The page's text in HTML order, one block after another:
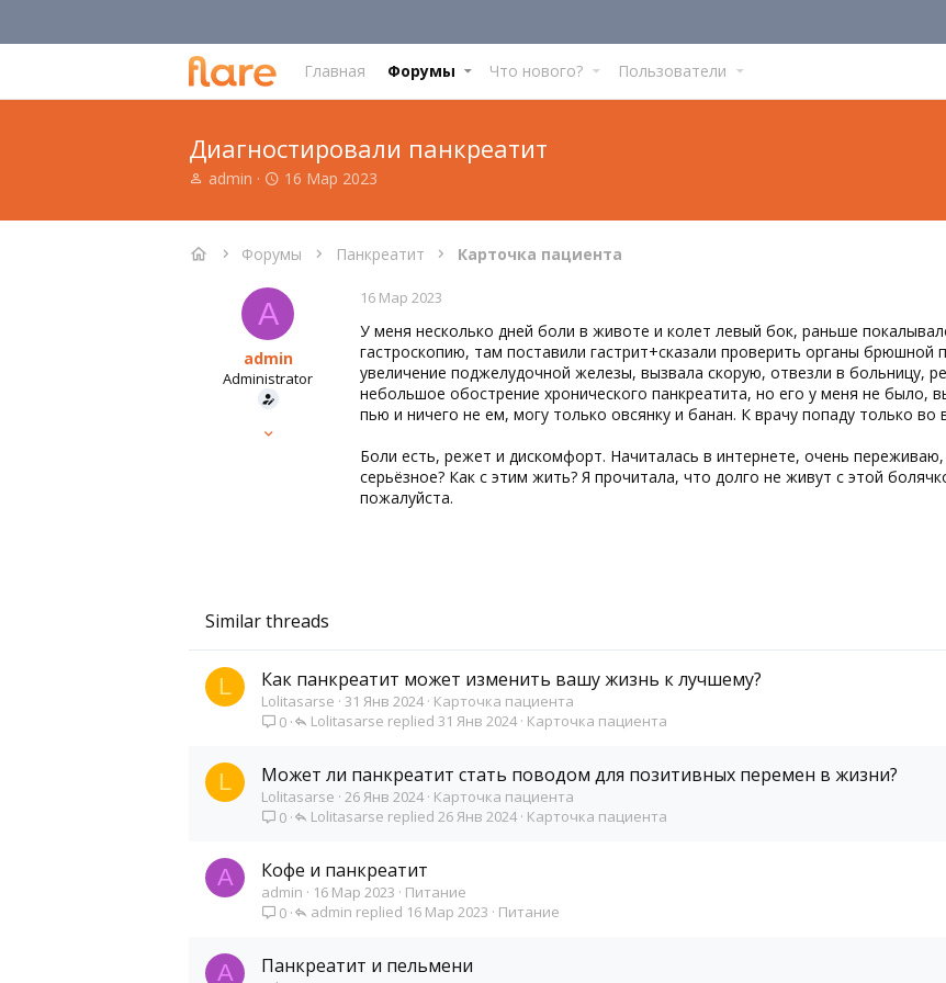
Главная Форумы Что нового? Пользователи
Диагностировали панкреатит
А
т
admin
Д
т
н
ч
а
а
16 Мар 2023
Форумы Панкреатит Карточка пациента
A
admin
Administrator
16 Мар 2023
У меня несколько дней боли в животе и колет левый бок, раньше
гастроскопию, там поставили гастрит+сказали проверить органы брюшной
увеличение поджелудочной железы, вызвала скорую, отвезли в больницу,
небольшое обострение хронического панкреатита, но его у меня не было,
пью и ничего не ем, могу только овсянку и банан. К врачу попаду только
Боли есть, режет и дискомфорт. Начиталась в интернете, очень переживаю,
серьёзное? Как с этим жить? Я прочитала, что долго не живут с этой
пожалуйста.
Similar threads
L Как панкреатит может изменить вашу жизнь к лучшему?
Lolitasarse 31 Янв 2024 Карточка пациента
0
Карточка пациента
31 Янв 2024
Lolitasarse
L Может ли панкреатит стать поводом для позитивных перемен в жизни?
Lolitasarse 26 Янв 2024 Карточка пациента
0
Карточка пациента
26 Янв 2024
Lolitasarse
A Кофе и панкреатит
admin 16 Мар 2023
Питание
0
Питание
16 Мар 2023
admin
A Панкреатит и пельмени